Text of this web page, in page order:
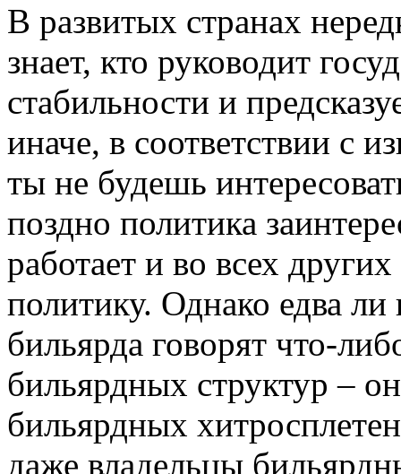
В развитых странах
знает, кто руководит
стабильности и
иначе, в соответствии с
ты не будешь
поздно политика
работает и во всех
политику. Однако едва
бильярда говорят что-
бильярдных структур –
бильярдных
даже владельцы